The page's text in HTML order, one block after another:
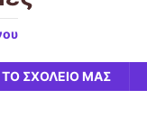
ΤΟ ΣΧΟΛΕΙΟ ΜΑΣ